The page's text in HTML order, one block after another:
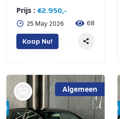
Prijs : €2.950,-
25 May 2026 68
Koop Nu!
Algemeen
bij @De Waai Auto's
bij @De Waai Auto's